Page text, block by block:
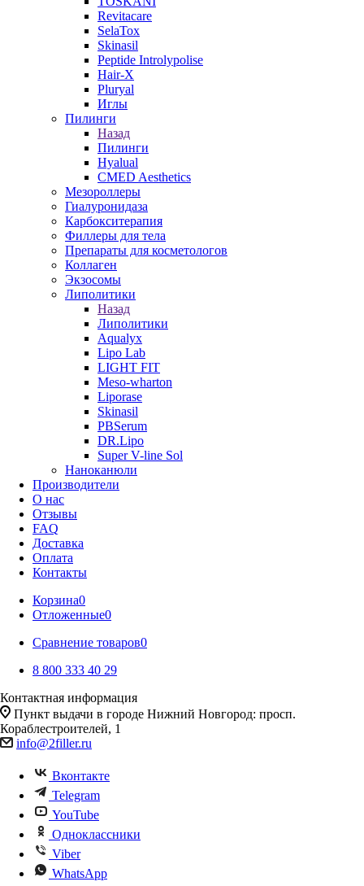
Revitacare
SelaTox
Skinasil
Peptide Introlypolise
Hair-X
Pluryal
Иглы
Пилинги
Назад
Пилинги
Hyalual
CMED Aesthetics
Мезороллеры
Гиалуронидаза
Карбокситерапия
Филлеры для тела
Препараты для косметологов
Коллаген
Экзосомы
Липолитики
Назад
Липолитики
Aqualyx
Lipo Lab
LIGHT FIT
Meso-wharton
Liporase
Skinasil
PBSerum
DR.Lipo
Super V-line Sol
Наноканюли
Производители
О нас
Отзывы
FAQ
Доставка
Оплата
Контакты
Корзина0
Отложенные0
Сравнение товаров0
8 800 333 40 29
Контактная информация
Пункт выдачи в городе Нижний Новгород: просп.
Кораблестроителей, 1
info@2filler.ru
Вконтакте
Telegram
YouTube
Одноклассники
Viber
WhatsApp